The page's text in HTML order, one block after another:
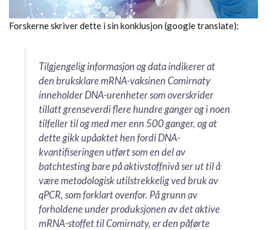
Forskerne skriver dette i sin konklusjon (google translate):
Tilgjengelig informasjon og data indikerer at
den bruksklare mRNA-vaksinen Comirnaty
inneholder DNA-urenheter som overskrider
tillatt grenseverdi flere hundre ganger og i noen
tilfeller til og med mer enn 500 ganger, og at
dette gikk upåaktet hen fordi DNA-
kvantifiseringen utført som en del av
batchtesting bare på aktivstoffnivå ser ut til å
være metodologisk utilstrekkelig ved bruk av
qPCR, som forklart ovenfor. På grunn av
forholdene under produksjonen av det aktive
mRNA-stoffet til Comirnaty, er den påførte